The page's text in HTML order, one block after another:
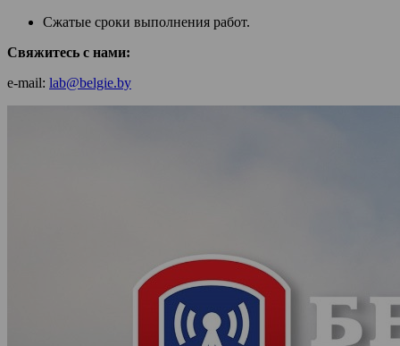
Сжатые сроки выполнения работ.
Свяжитесь с нами:
e-mail: lab@belgie.by